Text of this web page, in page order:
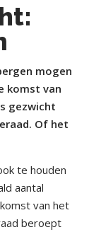
mogen
komst van
gezwicht
Of het
te houden
aantal
van het
beroept